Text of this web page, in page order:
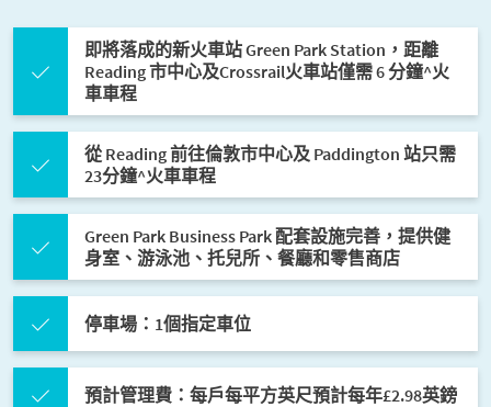
即將落成的新火車站 Green Park Station，距離
Reading 市中心及Crossrail火車站僅需 6 分鐘^火
車車程
從 Reading 前往倫敦市中心及 Paddington 站只需
23分鐘^火車車程
Green Park Business Park 配套設施完善，提供健
身室、游泳池、托兒所、餐廳和零售商店
停車場：1個指定車位
預計管理費：每戶每平方英尺預計每年£2.98英鎊